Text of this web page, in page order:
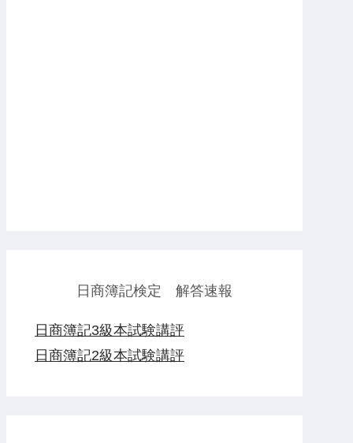
日商簿記検定 解答速報
日商簿記3級本試験講評
日商簿記2級本試験講評